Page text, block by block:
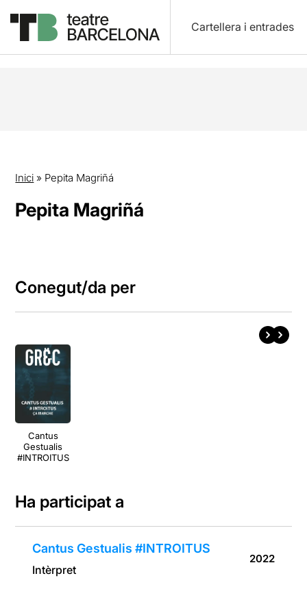
Cartellera i entrades
Inici » Pepita Magriñá
Pepita Magriñá
Conegut/da per
Cantus
Gestualis
#INTROITUS
Ha participat a
Cantus Gestualis #INTROITUS
Intèrpret
2022